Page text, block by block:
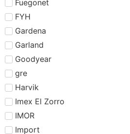
Fuegonet
FYH
Gardena
Garland
Goodyear
gre
Harvik
Imex El Zorro
IMOR
Import